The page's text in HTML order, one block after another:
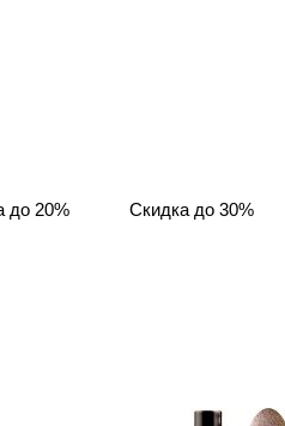
до 20% Скидка до 30%